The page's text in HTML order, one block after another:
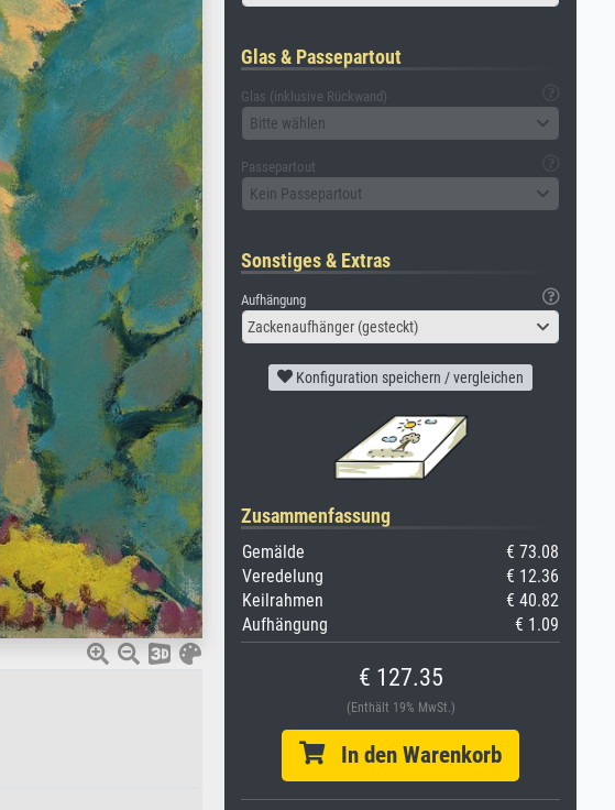
Glas & Passepartout
Glas (inklusive Rückwand)
Bitte wählen
Passepartout
Kein Passepartout
Sonstiges & Extras
Aufhängung
Zackenaufhänger (gesteckt)
Konfiguration speichern / vergleichen
Zusammenfassung
Gemälde
€ 73.08
Veredelung
€ 12.36
Keilrahmen
€ 40.82
Aufhängung
€ 1.09
€ 127.35
(Enthält 19% MwSt.)
In den Warenkorb